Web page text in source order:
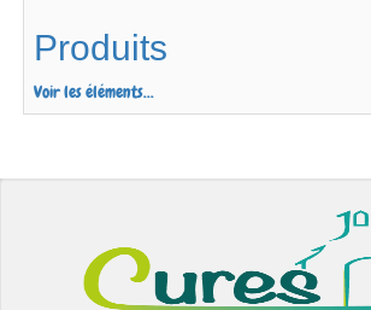
Produits
Voir les éléments...